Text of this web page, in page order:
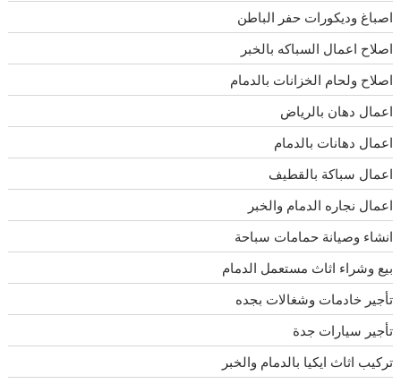
اصباغ وديكورات حفر الباطن
اصلاح اعمال السباكه بالخبر
اصلاح ولحام الخزانات بالدمام
اعمال دهان بالرياض
اعمال دهانات بالدمام
اعمال سباكة بالقطيف
اعمال نجاره الدمام والخبر
انشاء وصيانة حمامات سباحة
بيع وشراء اثاث مستعمل الدمام
تأجير خادمات وشغالات بجده
تأجير سيارات جدة
تركيب اثاث ايكيا بالدمام والخبر